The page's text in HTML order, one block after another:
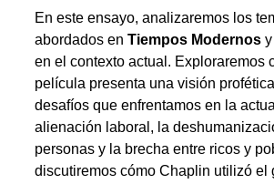
En este ensayo, analizaremos los
abordados en Tiempos Modernos
en el contexto actual. Exploraremos
película presenta una visión
desafíos que enfrentamos en la
alienación laboral, la
personas y la brecha entre ricos y
discutiremos cómo Chaplin utilizó el